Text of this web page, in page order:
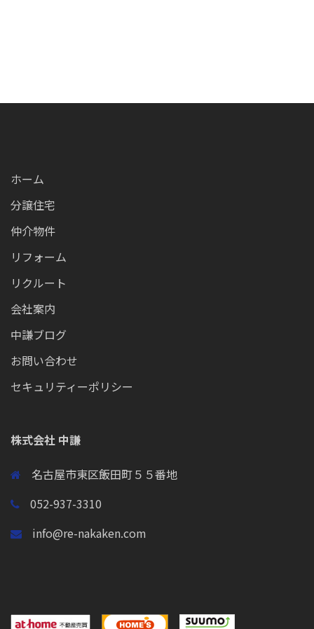
ホーム
分譲住宅
仲介物件
リフォーム
リクルート
会社案内
中謙ブログ
お問い合わせ
セキュリティーポリシー
株式会社 中謙
名古屋市東区飯田町５５番地
052-937-3310
info@re-nakaken.com